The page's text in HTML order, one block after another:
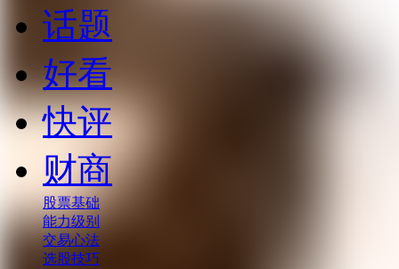
话题
好看
快评
财商
股票基础
能力级别
交易心法
选股技巧